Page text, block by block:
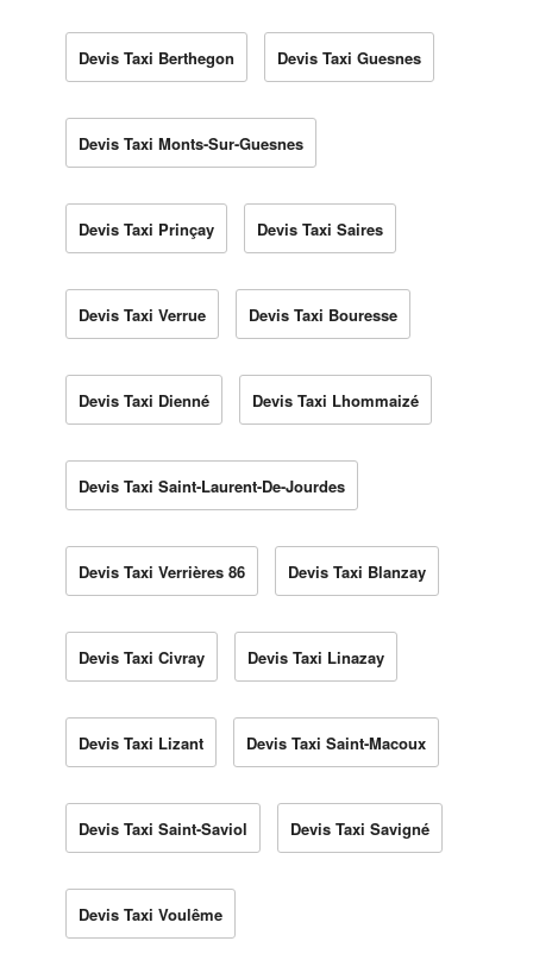
Devis Taxi Berthegon Devis Taxi Guesnes
Devis Taxi Monts-Sur-Guesnes
Devis Taxi Prinçay Devis Taxi Saires
Devis Taxi Verrue Devis Taxi Bouresse
Devis Taxi Dienné Devis Taxi Lhommaizé
Devis Taxi Saint-Laurent-De-Jourdes
Devis Taxi Verrières 86 Devis Taxi Blanzay
Devis Taxi Civray Devis Taxi Linazay
Devis Taxi Lizant Devis Taxi Saint-Macoux
Devis Taxi Saint-Saviol Devis Taxi Savigné
Devis Taxi Voulême